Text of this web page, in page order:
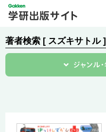
著者検索 [ スズキサトル ]